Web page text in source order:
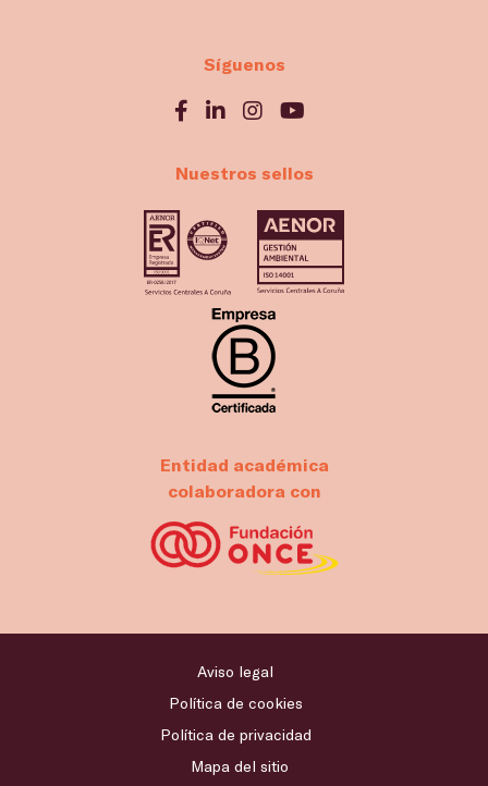
Síguenos
Nuestros sellos
Entidad académica
colaboradora con
Aviso legal
Política de cookies
Política de privacidad
Mapa del sitio